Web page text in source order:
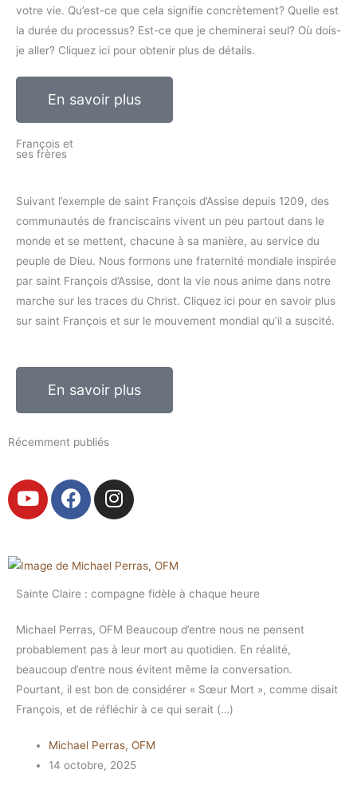
votre vie. Qu’est-ce que cela signifie concrètement? Quelle est
la durée du processus? Est-ce que je cheminerai seul? Où dois-
je aller? Cliquez ici pour obtenir plus de détails.
En savoir plus
François et
ses frères
Suivant l’exemple de saint François d’Assise depuis 1209, des
communautés de franciscains vivent un peu partout dans le
monde et se mettent, chacune à sa manière, au service du
peuple de Dieu. Nous formons une fraternité mondiale inspirée
par saint François d’Assise, dont la vie nous anime dans notre
marche sur les traces du Christ. Cliquez ici pour en savoir plus
sur saint François et sur le mouvement mondial qu’il a suscité.
En savoir plus
Récemment publiés
Y
o
u
b
F
a
b
o
k
I
n
a
g
r
a
m
Sainte Claire : compagne fidèle à chaque heure
Michael Perras, OFM Beaucoup d’entre nous ne pensent
probablement pas à leur mort au quotidien. En réalité,
beaucoup d’entre nous évitent même la conversation.
Pourtant, il est bon de considérer « Sœur Mort », comme disait
François, et de réfléchir à ce qui serait (…)
Michael Perras, OFM
14 octobre, 2025